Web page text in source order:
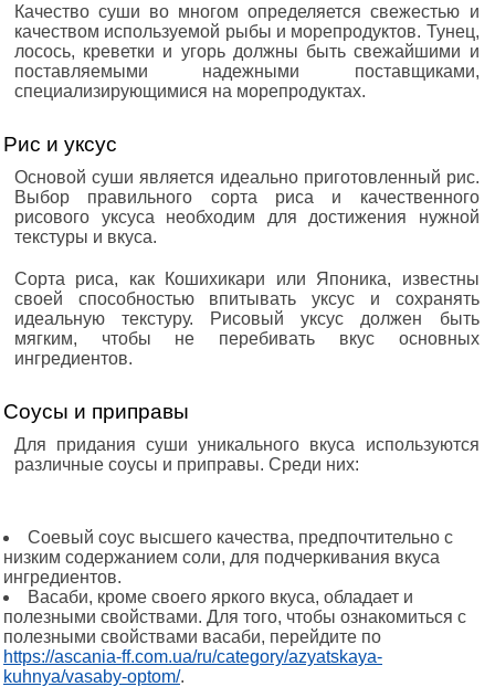
Качество суши во многом определяется свежестью и
качеством используемой рыбы и морепродуктов. Тунец,
лосось, креветки и угорь должны быть свежайшими и
поставляемыми надежными поставщиками,
специализирующимися на морепродуктах.
Рис и уксус
Основой суши является идеально приготовленный рис.
Выбор правильного сорта риса и качественного
рисового уксуса необходим для достижения нужной
текстуры и вкуса.
Сорта риса, как Кошихикари или Японика, известны
своей способностью впитывать уксус и сохранять
идеальную текстуру. Рисовый уксус должен быть
мягким, чтобы не перебивать вкус основных
ингредиентов.
Соусы и приправы
Для придания суши уникального вкуса используются
различные соусы и приправы. Среди них:
Соевый соус высшего качества, предпочтительно с
низким содержанием соли, для подчеркивания вкуса
ингредиентов.
Васаби, кроме своего яркого вкуса, обладает и
полезными свойствами. Для того, чтобы ознакомиться с
полезными свойствами васаби, перейдите по
https://ascania-ff.com.ua/ru/category/azyatskaya-
kuhnya/vasaby-optom/.